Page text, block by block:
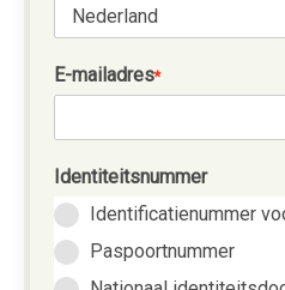
E-mailadres*
Identiteitsnummer
Identificatienummer
Paspoortnummer